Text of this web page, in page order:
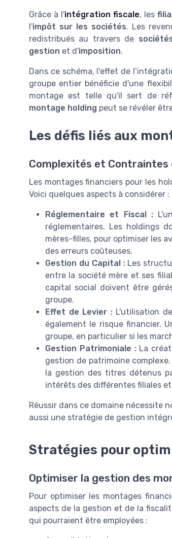
Grâce à l'intégration fiscale, les
l'impôt sur les sociétés. Les
redistribués au travers de
gestion et d'imposition.
Dans ce schéma, l'effet de
groupe entier bénéficie d'une
montage est telle qu'il sert de
montage holding peut se révéler
Les défis liés aux
Complexités et Contraintes
Les montages financiers pour les
Voici quelques aspects à considérer :
Réglementaire et Fiscal :
réglementaires. Les holdings
mères-filles, pour optimiser les
des erreurs coûteuses.
Gestion du Capital :Les
entre la société mère et ses
capital social doivent être
groupe.
Effet de Levier :L'utilisation
également le risque financier.
groupe, en particulier si les
Gestion Patrimoniale :La
gestion de patrimoine
la gestion des titres détenus
intérêts des différentes filiales
Réussir dans ce domaine nécessite
aussi une stratégie de gestion
Stratégies pour
Optimiser la gestion des
Pour optimiser les montages
aspects de la gestion et de la
qui pourraient être employées :